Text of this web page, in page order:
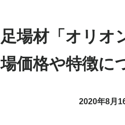
足場材「オリオ
場価格や特徴に
2020年8月